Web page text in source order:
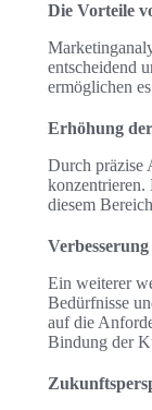
Die Vorteile
entscheidend
ermöglichen
Erhöhung
Durch präzise
konzentrieren.
diesem
Ein weiterer
Bedürfnisse
auf die
Bindung der